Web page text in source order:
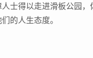
士得以走进滑板公园
的人生态度。